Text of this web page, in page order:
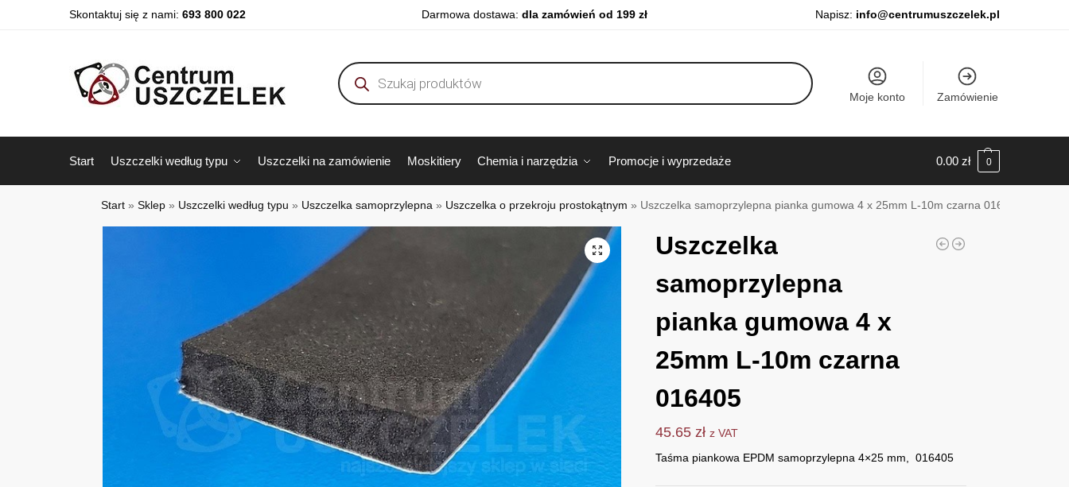
Skontaktuj się z nami: 693 800 022 Darmowa dostawa: dla zamówień od 199 zł Napisz: info@centrumuszczelek.pl
Moje konto Zamówienie
Start Uszczelki według typu Uszczelki na zamówienie Moskitiery Chemia i narzędzia Promocje i wyprzedaże 0.00 zł 0
Start » Sklep » Uszczelki według typu » Uszczelka samoprzylepna » Uszczelka o przekroju prostokątnym » Uszczelka samoprzylepna pianka gumowa 4 x 25mm L-10m czarna 016405
Uszczelka
samoprzylepna
pianka gumowa 4 x
25mm L-10m czarna
016405
45.65 zł z VAT
Taśma piankowa EPDM samoprzylepna 4×25 mm, 016405